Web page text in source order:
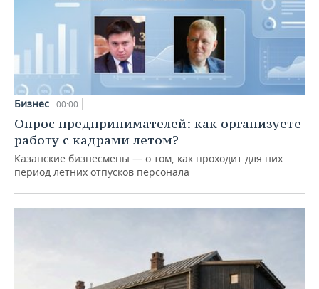
Бизнес 00:00
Опрос предпринимателей: как организуете
работу с кадрами летом?
Казанские бизнесмены — о том, как проходит для них
период летних отпусков персонала